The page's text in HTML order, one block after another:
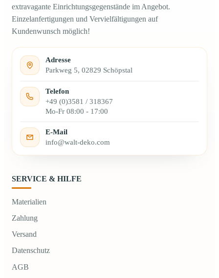
extravagante Einrichtungsgegenstände im Angebot.
Einzelanfertigungen und Vervielfältigungen auf
Kundenwunsch möglich!
Adresse
Parkweg 5, 02829 Schöpstal
Telefon
+49 (0)3581 / 318367
Mo-Fr 08:00 - 17:00
E-Mail
info@walt-deko.com
SERVICE & HILFE
Materialien
Zahlung
Versand
Datenschutz
AGB